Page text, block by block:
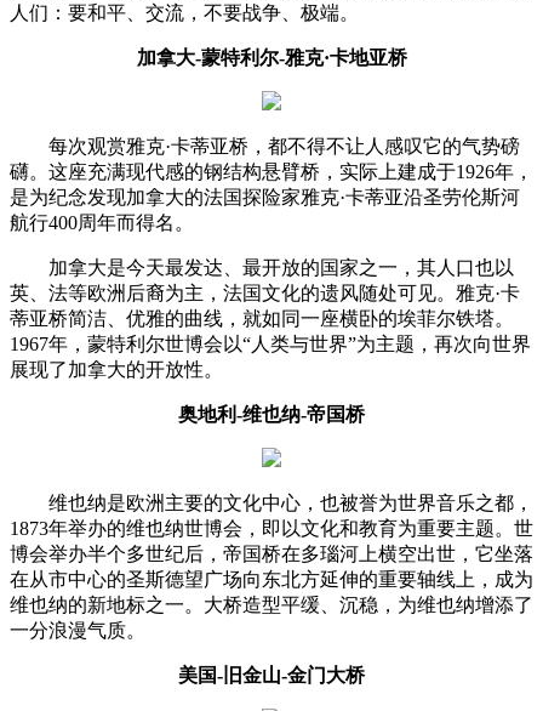
人们：要和平、交流，不要战争、极端。
加拿大-蒙特利尔-雅克·卡地亚桥
每次观赏雅克·卡蒂亚桥，都不得不让人感叹它的气势磅
礴。这座充满现代感的钢结构悬臂桥，实际上建成于1926年，
是为纪念发现加拿大的法国探险家雅克·卡蒂亚沿圣劳伦斯河
航行400周年而得名。
加拿大是今天最发达、最开放的国家之一，其人口也以
英、法等欧洲后裔为主，法国文化的遗风随处可见。雅克·卡
蒂亚桥简洁、优雅的曲线，就如同一座横卧的埃菲尔铁塔。
1967年，蒙特利尔世博会以“人类与世界”为主题，再次向世界
展现了加拿大的开放性。
奥地利-维也纳-帝国桥
维也纳是欧洲主要的文化中心，也被誉为世界音乐之都，
1873年举办的维也纳世博会，即以文化和教育为重要主题。世
博会举办半个多世纪后，帝国桥在多瑙河上横空出世，它坐落
在从市中心的圣斯德望广场向东北方延伸的重要轴线上，成为
维也纳的新地标之一。大桥造型平缓、沉稳，为维也纳增添了
一分浪漫气质。
美国-旧金山-金门大桥